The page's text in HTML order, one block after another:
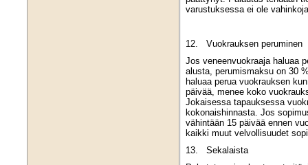
varustuksessa ei ole
12. Vuokrauksen peruminen
Jos veneenvuokraaja haluaa
alusta, perumismaksu on 30
haluaa perua vuokrauksen
päivää, menee koko
Jokaisessa tapauksessa
kokonaishinnasta. Jos
vähintään 15 päivää ennen
kaikki muut velvollisuudet
13. Sekalaista